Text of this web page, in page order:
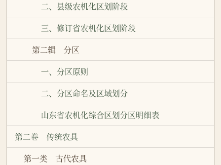
二、县级农机化区划阶段
三、修订省农机化区划阶段
第二辑 分区
一、分区原则
二、分区命名及区域划分
山东省农机化综合区划分区明细表
第二卷 传统农具
第一类 古代农具